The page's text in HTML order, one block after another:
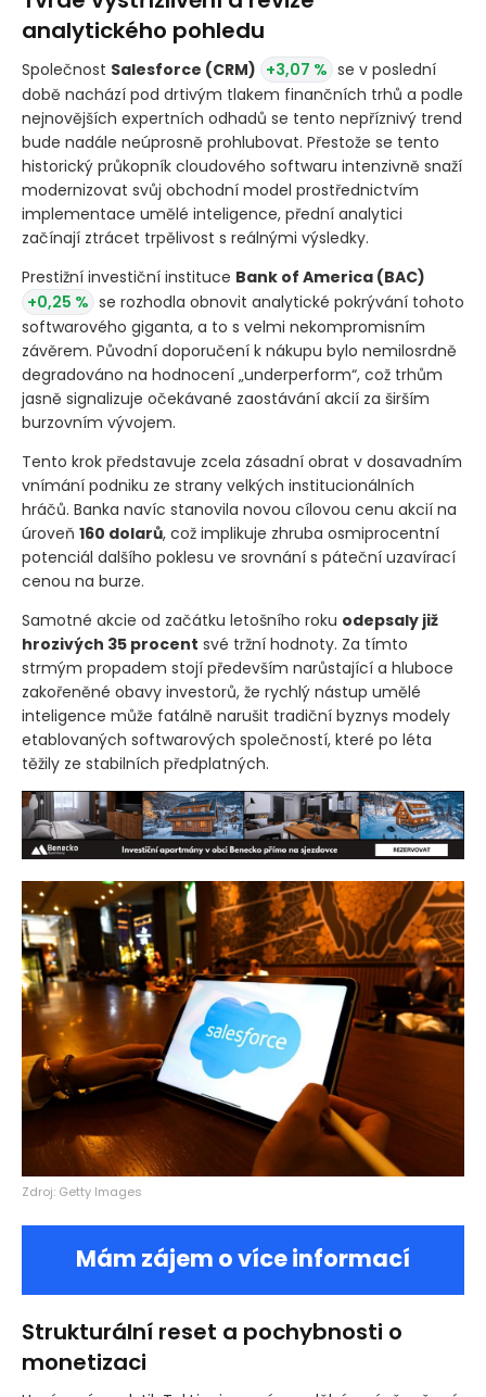
analytického pohledu
Společnost Salesforce (CRM) +3,07 % se v poslední
době nachází pod drtivým tlakem finančních trhů a podle
nejnovějších expertních odhadů se tento nepříznivý trend
bude nadále neúprosně prohlubovat. Přestože se tento
historický průkopník cloudového softwaru intenzivně snaží
modernizovat svůj obchodní model prostřednictvím
implementace umělé inteligence, přední analytici
začínají ztrácet trpělivost s reálnými výsledky.
Prestižní investiční instituce Bank of America (BAC)
+0,25 % se rozhodla obnovit analytické pokrývání tohoto
softwarového giganta, a to s velmi nekompromisním
závěrem. Původní doporučení k nákupu bylo nemilosrdně
degradováno na hodnocení „underperform“, což trhům
jasně signalizuje očekávané zaostávání akcií za širším
burzovním vývojem.
Tento krok představuje zcela zásadní obrat v dosavadním
vnímání podniku ze strany velkých institucionálních
hráčů. Banka navíc stanovila novou cílovou cenu akcií na
úroveň 160 dolarů, což implikuje zhruba osmiprocentní
potenciál dalšího poklesu ve srovnání s páteční uzavírací
cenou na burze.
Samotné akcie od začátku letošního roku odepsaly již
hrozivých 35 procent své tržní hodnoty. Za tímto
strmým propadem stojí především narůstající a hluboce
zakořeněné obavy investorů, že rychlý nástup umělé
inteligence může fatálně narušit tradiční byznys modely
etablovaných softwarových společností, které po léta
těžily ze stabilních předplatných.
Zdroj: Getty Images
Mám zájem o více informací
Strukturální reset a pochybnosti o
monetizaci